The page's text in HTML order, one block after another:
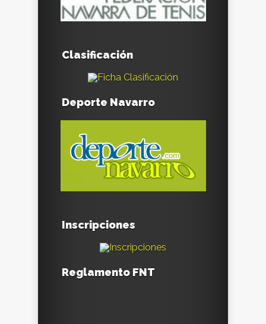
Clasificación
Deporte Navarro
Inscripciones
Reglamento FNT